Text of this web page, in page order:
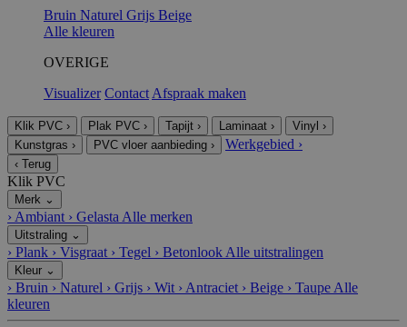
Bruin Naturel Grijs Beige
Alle kleuren
OVERIGE
Visualizer Contact Afspraak maken
Klik PVC › Plak PVC › Tapijt › Laminaat › Vinyl ›
Kunstgras › PVC vloer aanbieding › Werkgebied ›
‹ Terug
Klik PVC
Merk ⌄
› Ambiant › Gelasta Alle merken
Uitstraling ⌄
› Plank › Visgraat › Tegel › Betonlook Alle uitstralingen
Kleur ⌄
› Bruin › Naturel › Grijs › Wit › Antraciet › Beige › Taupe Alle
kleuren